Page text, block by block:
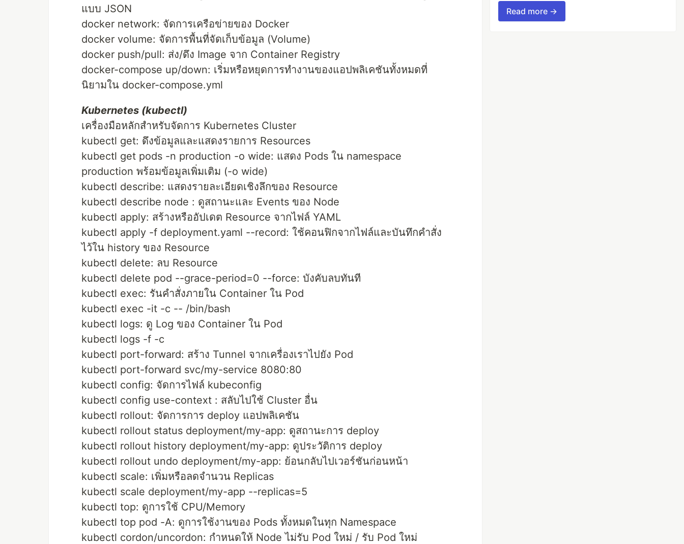
แบบ JSON
docker network: จัดการเครือข่ายของ Docker
docker volume: จัดการพื้นที่จัดเก็บข้อมูล (Volume)
docker push/pull: ส่ง/ดึง Image จาก Container Registry
docker-compose up/down: เริ่มหรือหยุดการทำงานของแอปพลิเคชันทั้งหมดที่
นิยามใน docker-compose.yml
Kubernetes (kubectl)
เครื่องมือหลักสำหรับจัดการ Kubernetes Cluster
kubectl get: ดึงข้อมูลและแสดงรายการ Resources
kubectl get pods -n production -o wide: แสดง Pods ใน namespace
production พร้อมข้อมูลเพิ่มเติม (-o wide)
kubectl describe: แสดงรายละเอียดเชิงลึกของ Resource
kubectl describe node : ดูสถานะและ Events ของ Node
kubectl apply: สร้างหรืออัปเดต Resource จากไฟล์ YAML
kubectl apply -f deployment.yaml --record: ใช้คอนฟิกจากไฟล์และบันทึกคำสั่ง
ไว้ใน history ของ Resource
kubectl delete: ลบ Resource
kubectl delete pod --grace-period=0 --force: บังคับลบทันที
kubectl exec: รันคำสั่งภายใน Container ใน Pod
kubectl exec -it -c -- /bin/bash
kubectl logs: ดู Log ของ Container ใน Pod
kubectl logs -f -c
kubectl port-forward: สร้าง Tunnel จากเครื่องเราไปยัง Pod
kubectl port-forward svc/my-service 8080:80
kubectl config: จัดการไฟล์ kubeconfig
kubectl config use-context : สลับไปใช้ Cluster อื่น
kubectl rollout: จัดการการ deploy แอปพลิเคชัน
kubectl rollout status deployment/my-app: ดูสถานะการ deploy
kubectl rollout history deployment/my-app: ดูประวัติการ deploy
kubectl rollout undo deployment/my-app: ย้อนกลับไปเวอร์ชันก่อนหน้า
kubectl scale: เพิ่มหรือลดจำนวน Replicas
kubectl scale deployment/my-app --replicas=5
kubectl top: ดูการใช้ CPU/Memory
kubectl top pod -A: ดูการใช้งานของ Pods ทั้งหมดในทุก Namespace
kubectl cordon/uncordon: กำหนดให้ Node ไม่รับ Pod ใหม่ / รับ Pod ใหม่
Read more →